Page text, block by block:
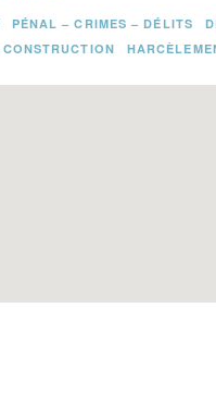
PÉNAL – CRIMES – DÉLITS